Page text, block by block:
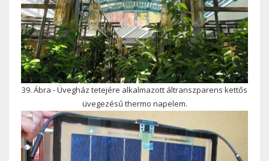
39. Ábra - Üvegház tetejére alkalmazott áltranszparens kettős
üvegezésű thermo napelem.